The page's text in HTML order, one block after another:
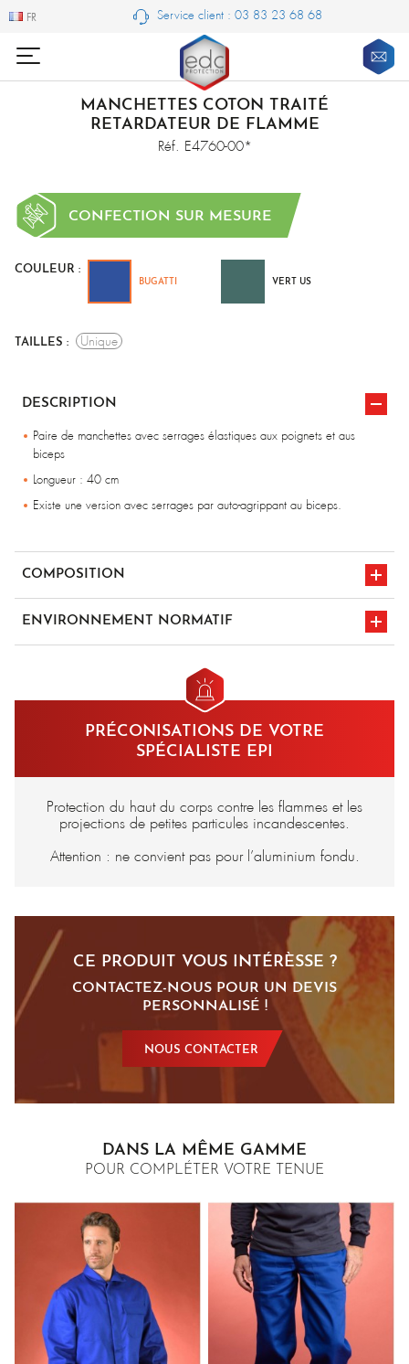
FR
FR Service client : 03 83 23 68 68
MANCHETTES COTON TRAITÉ
RETARDATEUR DE FLAMME
Réf. E4760-00*
CONFECTION SUR MESURE
COULEUR :
BUGATTI VERT US
TAILLES : Unique
DESCRIPTION
Paire de manchettes avec serrages élastiques aux poignets et aus
biceps
Longueur : 40 cm
Existe une version avec serrages par auto-agrippant au biceps.
COMPOSITION
ENVIRONNEMENT NORMATIF
marquage CE
PRÉCONISATIONS DE VOTRE
SPÉCIALISTE EPI
Protection du haut du corps contre les flammes et les
projections de petites particules incandescentes.
Attention : ne convient pas pour l’aluminium fondu.
CE PRODUIT VOUS INTÉRÈSSE ?
CONTACTEZ-NOUS POUR UN DEVIS
PERSONNALISÉ !
NOUS CONTACTER
DANS LA MÊME GAMME
POUR COMPLÉTER VOTRE TENUE